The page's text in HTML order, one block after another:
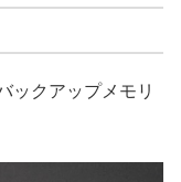
ックアップメモリ